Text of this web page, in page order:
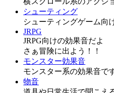
シューティング
シューティングゲーム向
JRPG
JRPG向けの効果音だよ
さぁ冒険に出よう！！
モンスター効果音
モンスター系の効果音で
物音